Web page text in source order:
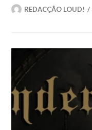
REDACÇÃO LOUD!